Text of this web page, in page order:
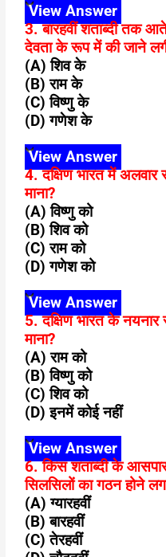
View Answer
3. बारहवीं शताब्दी तक
देवता के रूप में की जाने
(A) शिव के
(B) राम के
(C) विष्णु के
(D) गणेश के
View Answer
4. दक्षिण भारत में
माना?
(A) विष्णु को
(B) शिव को
(C) राम को
(D) गणेश को
View Answer
5. दक्षिण भारत के
माना?
(A) राम को
(B) विष्णु को
(C) शिव को
(D) इनमें कोई नहीं
View Answer
6. किस शताब्दी के
सिलसिलों का गठन होने
(A) ग्यारहवीं
(B) बारहवीं
(C) तेरहवीं